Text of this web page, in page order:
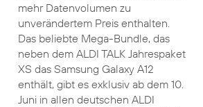
mehr Datenvolumen zu
unverändertem Preis enthalten.
Das beliebte Mega-Bundle, das
neben dem ALDI TALK Jahrespaket
XS das Samsung Galaxy A12
enthält, gibt es exklusiv ab dem 10.
Juni in allen deutschen ALDI